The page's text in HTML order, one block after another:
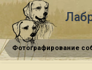
Фотографирование